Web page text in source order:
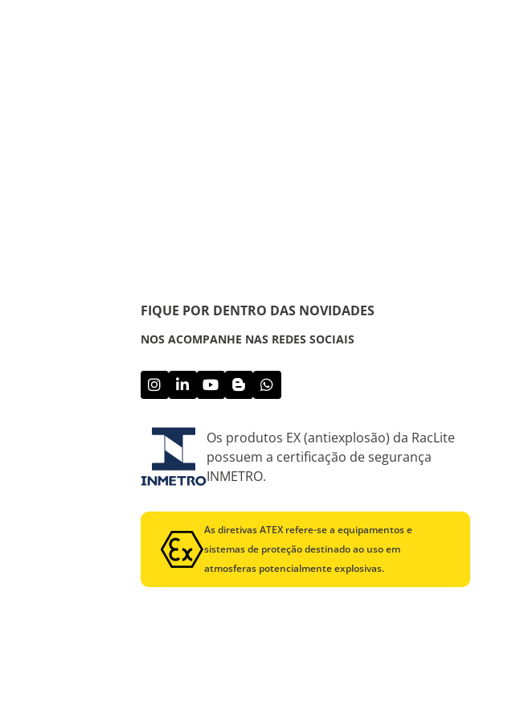
FIQUE POR DENTRO DAS NOVIDADES
NOS ACOMPANHE NAS REDES SOCIAIS
Os produtos EX (antiexplosão) da RacLite
possuem a certificação de segurança
INMETRO.
As diretivas ATEX refere-se a equipamentos e
sistemas de proteção destinado ao uso em
atmosferas potencialmente explosivas.